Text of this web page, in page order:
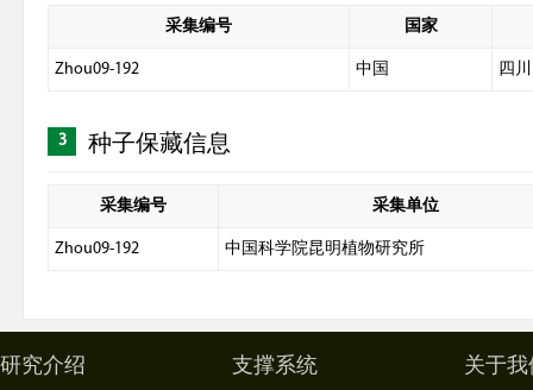
采集编号 国家
Zhou09-192 中国 四川
3 种子保藏信息
采集编号 采集单位
Zhou09-192 中国科学院昆明植物研究所
研究介绍 支撑系统 关于我